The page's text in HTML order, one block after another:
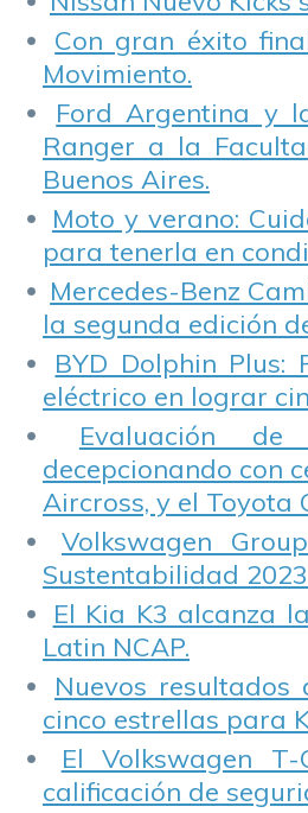
Con gran éxito
Movimiento.
Ford Argentina y
Ranger a la
Buenos Aires.
Moto y verano:
para tenerla en
Mercedes-Benz
la segunda edición
BYD Dolphin
eléctrico en lograr
Evaluación
decepcionando con
Aircross, y el
Volkswagen
Sustentabilidad
El Kia K3 alcanza
Latin NCAP.
Nuevos
cinco estrellas para
El Volkswagen
calificación de